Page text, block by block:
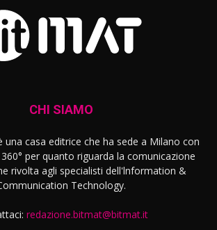
CHI SIAMO
una casa editrice che ha sede a Milano con
per quanto riguarda la comunicazione
rivolta agli specialisti dell'lnformation &
Technology.
redazione.bitmat@bitmat.it